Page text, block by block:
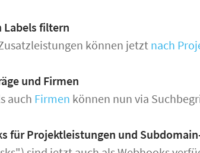
Labels filtern
können jetztnach
und Firmen
auch Firmen können nun via
für Projektleistungen und